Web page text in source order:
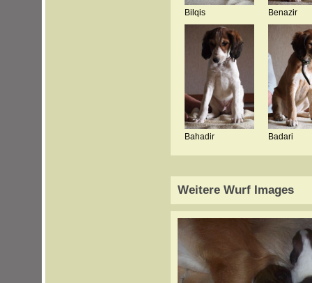
Bilqis Benazir
Bahadir Badari
Weitere Wurf Images